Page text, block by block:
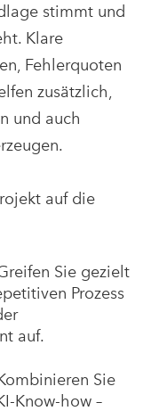
stimmt und
Klare
Fehlerquoten
zusätzlich,
und auch
auf die
Sie gezielt
Prozess
auf.
Sie
Know-how –